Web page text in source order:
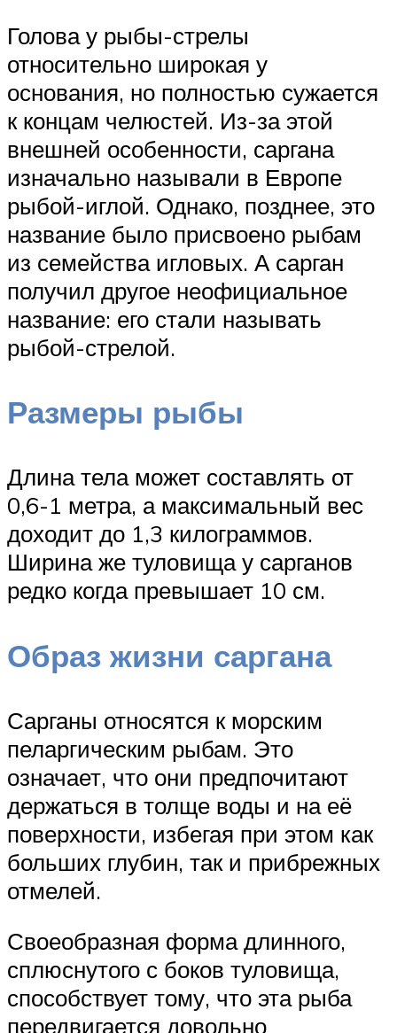
Голова у рыбы-стрелы
относительно широкая у
основания, но полностью сужается
к концам челюстей. Из-за этой
внешней особенности, саргана
изначально называли в Европе
рыбой-иглой. Однако, позднее, это
название было присвоено рыбам
из семейства игловых. А сарган
получил другое неофициальное
название: его стали называть
рыбой-стрелой.
Размеры рыбы
Длина тела может составлять от
0,6-1 метра, а максимальный вес
доходит до 1,3 килограммов.
Ширина же туловища у сарганов
редко когда превышает 10 см.
Образ жизни саргана
Сарганы относятся к морским
пеларгическим рыбам. Это
означает, что они предпочитают
держаться в толще воды и на её
поверхности, избегая при этом как
больших глубин, так и прибрежных
отмелей.
Своеобразная форма длинного,
сплюснутого с боков туловища,
способствует тому, что эта рыба
передвигается довольно